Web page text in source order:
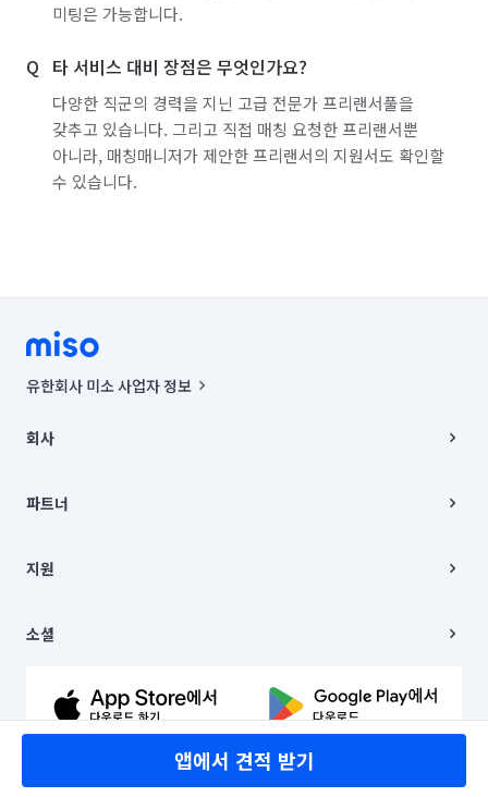
미팅은 가능합니다.
타 서비스 대비 장점은 무엇인가요?
다양한 직군의 경력을 지닌 고급 전문가 프리랜서풀을
갖추고 있습니다. 그리고 직접 매칭 요청한 프리랜서뿐
아니라, 매칭매니저가 제안한 프리랜서의 지원서도 확인할
수 있습니다.
앱에서 견적 받기
유한회사 미소 사업자 정보
00019 |
주소 | 본사: 서울특별시 종로구 율곡로 6(중학동, 트윈트리빌딩) B동 5층
컨택센터 : 서울특별시 종로구 수송동 율곡로 24, 7층, 8층 미소
상품, 상품정보, 거래에 관한 의무와 책임은 거래당사자에게 있습니다.
언론 보도 관련 문의:
© 유한회사 미소. Miso, Inc. All Rights Reserved.
회사
채용
파트너
이사
지원
이용약관
문의하기
소셜
유튜브